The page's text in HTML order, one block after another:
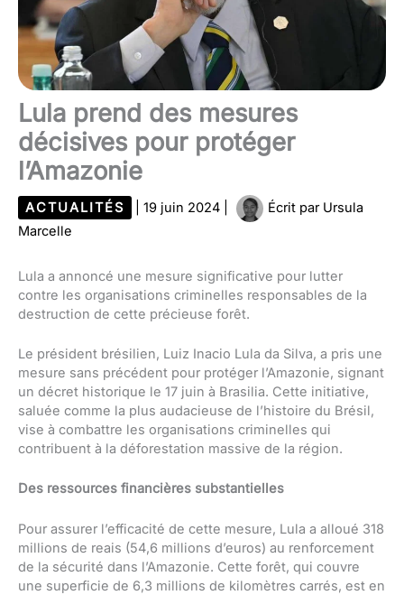
Lula prend des mesures
décisives pour protéger
l’Amazonie
ACTUALITÉS 19 juin 2024 Écrit par Ursula
Marcelle
Lula a annoncé une mesure significative pour lutter
contre les organisations criminelles responsables de la
destruction de cette précieuse forêt.
Le président brésilien, Luiz Inacio Lula da Silva, a pris une
mesure sans précédent pour protéger l’Amazonie, signant
un décret historique le 17 juin à Brasilia. Cette initiative,
saluée comme la plus audacieuse de l’histoire du Brésil,
vise à combattre les organisations criminelles qui
contribuent à la déforestation massive de la région.
Des ressources financières substantielles
Pour assurer l’efficacité de cette mesure, Lula a alloué 318
millions de reais (54,6 millions d’euros) au renforcement
de la sécurité dans l’Amazonie. Cette forêt, qui couvre
une superficie de 6,3 millions de kilomètres carrés, est en